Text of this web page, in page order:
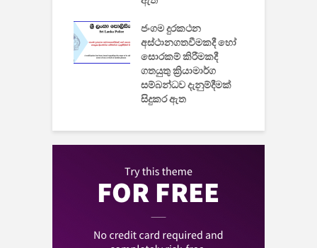
ජංගම දුරකථන
අස්ථානගතවීමකදී හෝ
සොරකම් කිරීමකදී
ගතයුතු ක්‍රියාමාර්ග
සම්බන්ධව දැනුම්දීමක්
සිදුකර ඇත